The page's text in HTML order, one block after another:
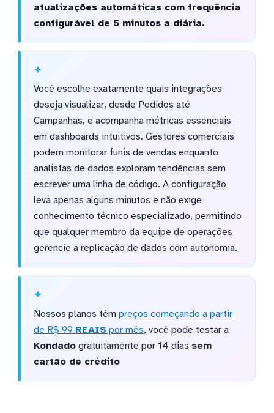
atualizações automáticas com frequência
configurável de 5 minutos a diária.
Você escolhe exatamente quais integrações
deseja visualizar, desde Pedidos até
Campanhas, e acompanha métricas essenciais
em dashboards intuitivos. Gestores comerciais
podem monitorar funis de vendas enquanto
analistas de dados exploram tendências sem
escrever uma linha de código. A configuração
leva apenas alguns minutos e não exige
conhecimento técnico especializado, permitindo
que qualquer membro da equipe de operações
gerencie a replicação de dados com autonomia.
Nossos planos têm preços começando a partir
de R$ 99 REAIS por mês, você pode testar a
Kondadogratuitamente por 14 dias sem
cartão de crédito